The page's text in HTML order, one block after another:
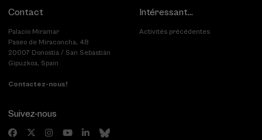
Contact
Palacio Miramar
Paseo de Miraconcha, 48
20007 Donostia / San Sebastián
Gipuzkoa, Spain
Contactez-nous!
Intéressant...
Activités précédentes
Suivez-nous